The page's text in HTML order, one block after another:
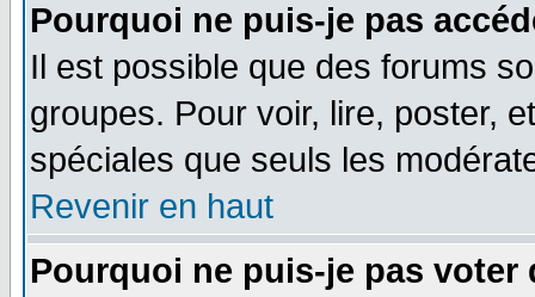
Pourquoi ne puis-je pas
Il est possible que des forums
groupes. Pour voir, lire, poster,
spéciales que seuls les
Revenir en haut
Pourquoi ne puis-je pas voter